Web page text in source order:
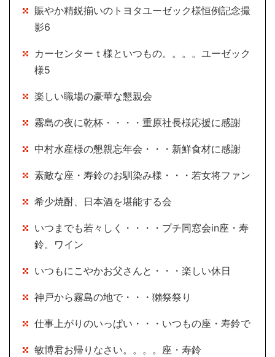
賑やか精鋭揃いのトヨタユーゼック様恒例記念撮
影6
カーセンターｔ様といつもの。。。。ユーゼック
様5
楽しい職場の豪華な懇親会
霧島の夜に乾杯・・・・重原社長様応援に感謝
中村水産様の懇親忘年会・・・新鮮食材に感謝
素敵な座・寿鈴のお馴染み様・・・若女将ファン
希少焼酎、日本酒を堪能する会
いつまでも若々しく・・・・プチ同窓会in座・寿
鈴。ワイン
いつもにこやかお父さんと・・・楽しい休日
神戸から霧島の地で・・・獺祭祭り
仕事上がりのいっぱい・・・いつもの座・寿鈴で
敏博君お帰りなさい。。。。座・寿鈴